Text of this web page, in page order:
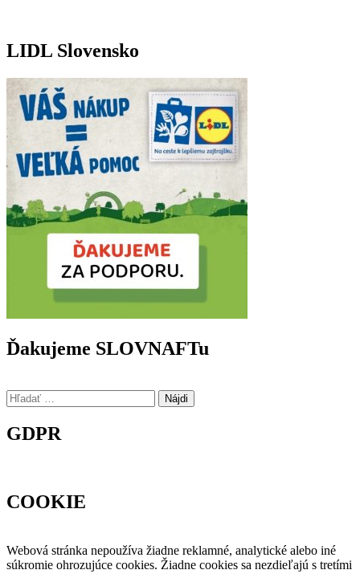
LIDL Slovensko
Ďakujeme SLOVNAFTu
Hľadať:
GDPR
COOKIE
Webová stránka nepoužíva žiadne reklamné, analytické alebo iné
súkromie ohrozujúce cookies. Žiadne cookies sa nezdieľajú s tretími